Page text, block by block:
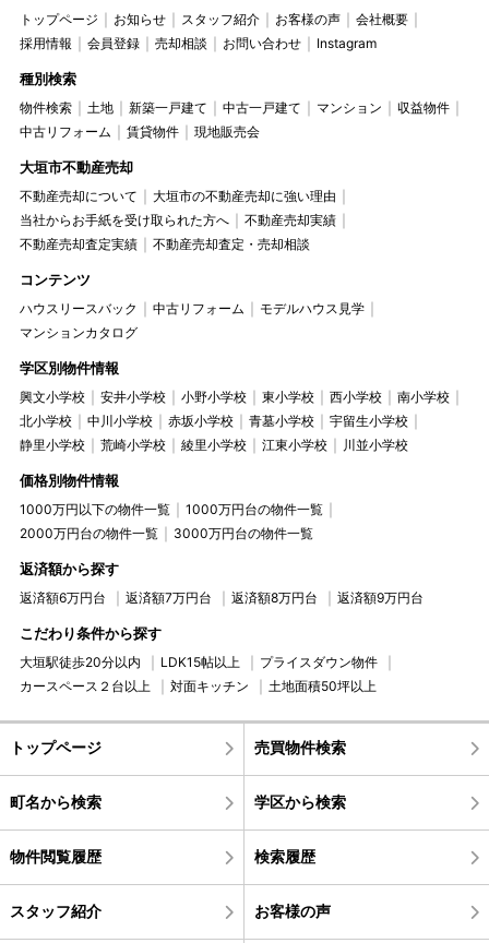
トップページ お知らせ スタッフ紹介 お客様の声
会社概要
採用情報
会員登録 売却相談 お問い合わせ Instagram
種別検索
物件検索 土地 新築一戸建て 中古一戸建て マンション
収益物件
中古リフォーム
賃貸物件 現地販売会
大垣市不動産売却
不動産売却について
大垣市の不動産売却に強い理由
当社からお手紙を受け取られた方へ
不動産売却実績
不動産売却査定実績
不動産売却査定・売却相談
コンテンツ
ハウスリースバック 中古リフォーム
モデルハウス見学
マンションカタログ
学区別物件情報
興文小学校 安井小学校 小野小学校 東小学校 西小学校
南小学校
北小学校
中川小学校 赤坂小学校 青墓小学校
宇留生小学校
静里小学校
荒崎小学校 綾里小学校 江東小学校 川並小学校
価格別物件情報
1000万円以下の物件一覧
1000万円台の物件一覧
2000万円台の物件一覧
3000万円台の物件一覧
返済額から探す
返済額6万円台 返済額7万円台 返済額8万円台 返済額9万円台
こだわり条件から探す
大垣駅徒歩20分以内 LDK15帖以上
プライスダウン物件
カースペース２台以上
対面キッチン 土地面積50坪以上
トップページ 売買物件検索
町名から検索 学区から検索
物件閲覧履歴 検索履歴
スタッフ紹介 お客様の声